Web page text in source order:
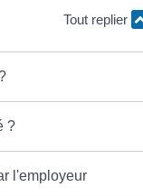
Tout replier
?
l'employeur